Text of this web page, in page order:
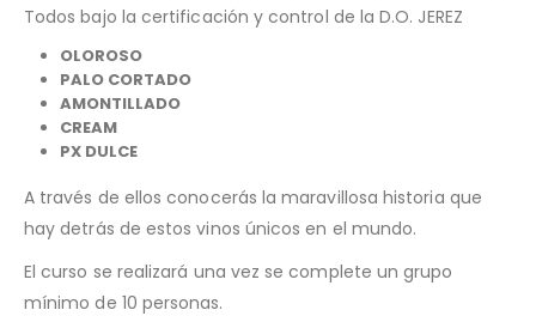
Todos bajo la certificación y control de la D.O. JEREZ
OLOROSO
PALO CORTADO
AMONTILLADO
CREAM
PX DULCE
A través de ellos conocerás la maravillosa historia que
hay detrás de estos vinos únicos en el mundo.
El curso se realizará una vez se complete un grupo
mínimo de 10 personas.